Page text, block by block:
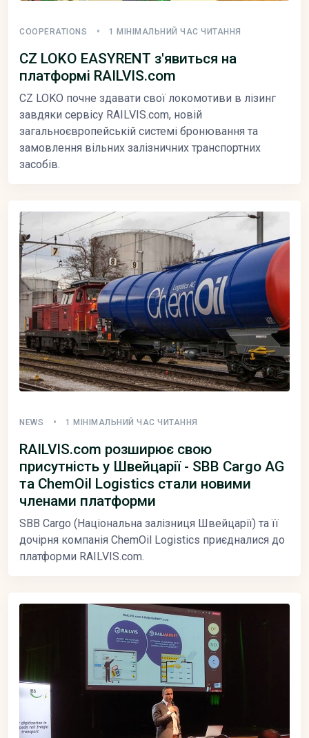
COOPERATIONS 1 МІНІМАЛЬНИЙ ЧАС ЧИТАННЯ
CZ LOKO EASYRENT з'явиться на
платформі RAILVIS.com
CZ LOKO почне здавати свої локомотиви в лізинг
завдяки сервісу RAILVIS.com, новій
загальноєвропейській системі бронювання та
замовлення вільних залізничних транспортних
засобів.
NEWS 1 МІНІМАЛЬНИЙ ЧАС ЧИТАННЯ
RAILVIS.com розширює свою
присутність у Швейцарії - SBB Cargo AG
та ChemOil Logistics стали новими
членами платформи
SBB Cargo (Національна залізниця Швейцарії) та її
дочірня компанія ChemOil Logistics приєдналися до
платформи RAILVIS.com.